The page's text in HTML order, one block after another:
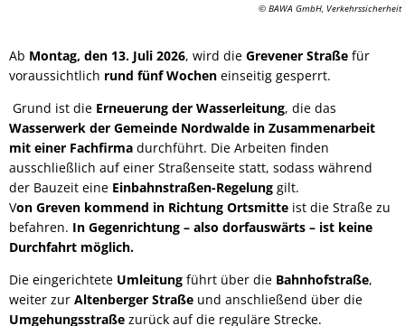
© BAWA GmbH, Verkehrssicherheit
Ab Montag, den 13. Juli 2026, wird die Grevener Straße für
voraussichtlich rund fünf Wochen einseitig gesperrt.
Grund ist die Erneuerung der Wasserleitung, die das
Wasserwerk der Gemeinde Nordwalde in Zusammenarbeit
mit einer Fachfirma durchführt. Die Arbeiten finden
ausschließlich auf einer Straßenseite statt, sodass während
der Bauzeit eine Einbahnstraßen-Regelung gilt.
Von Greven kommend in Richtung Ortsmitte ist die Straße zu
befahren. In Gegenrichtung – also dorfauswärts – ist keine
Durchfahrt möglich.
Die eingerichtete Umleitung führt über die Bahnhofstraße,
weiter zur Altenberger Straße und anschließend über die
Umgehungsstraße zurück auf die reguläre Strecke.